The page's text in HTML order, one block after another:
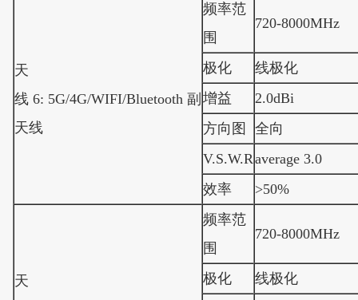
天
线 6: 5G/4G/WIFI/Bluetooth 副
天线
频率范
围
720-8000MHz
极化
线极化
增益
2.0dBi
方向图
全向
V.S.W.Raverage 3.0
效率
>50%
天
频率范
围
720-8000MHz
极化
线极化